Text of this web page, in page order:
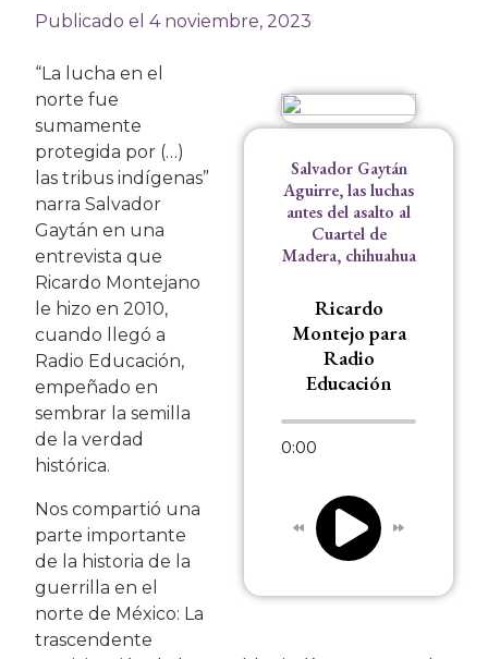
Publicado el 4 noviembre, 2023
Salvador Gaytán
Aguirre, las luchas
antes del asalto al
Cuartel de
Madera, chihuahua
Ricardo
Montejo para
Radio
Educación
0:00
“La lucha en el
norte fue
sumamente
protegida por (…)
las tribus indígenas”
narra Salvador
Gaytán en una
entrevista que
Ricardo Montejano
le hizo en 2010,
cuando llegó a
Radio Educación,
empeñado en
sembrar la semilla
de la verdad
histórica.
Nos compartió una
parte importante
de la historia de la
guerrilla en el
norte de México: La
trascendente